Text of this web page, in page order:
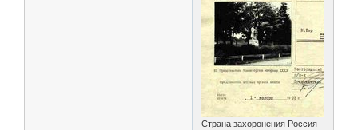
Страна захоронения Россия